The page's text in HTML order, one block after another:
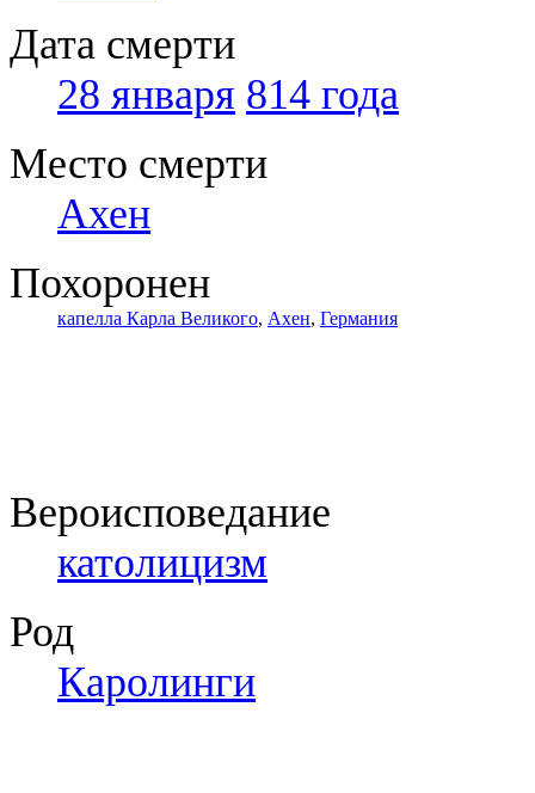
Дата смерти
28 января 814 года
Место смерти
Ахен
Похоронен
капелла Карла Великого, Ахен, Германия
Вероисповедание
католицизм
Род
Каролинги